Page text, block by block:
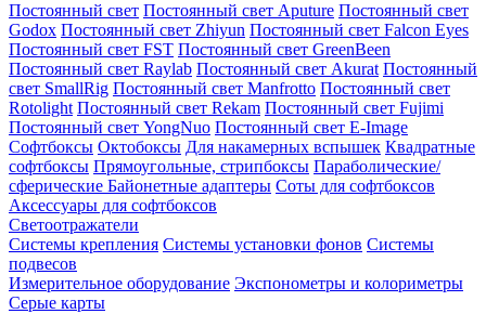
Постоянный свет Постоянный свет Aputure Постоянный свет
Godox Постоянный свет Zhiyun Постоянный свет Falcon Eyes
Постоянный свет FST Постоянный свет GreenBeen
Постоянный свет Raylab Постоянный свет Akurat Постоянный
свет SmallRig Постоянный свет Manfrotto Постоянный свет
Rotolight Постоянный свет Rekam Постоянный свет Fujimi
Постоянный свет YongNuo Постоянный свет E-Image
Софтбоксы Октобоксы Для накамерных вспышек Квадратные
софтбоксы Прямоугольные, стрипбоксы Параболические/
сферические Байонетныe адаптеры Соты для софтбоксов
Аксессуары для софтбоксов
Светоотражатели
Системы крепления Системы установки фонов Системы
подвесов
Измерительное оборудование Экспонометры и колориметры
Серые карты